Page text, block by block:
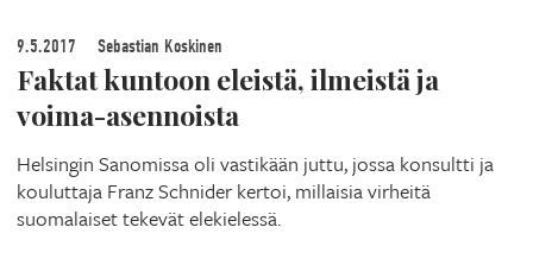
9.5.2017 Sebastian Koskinen
Faktat kuntoon eleistä, ilmeistä ja
voima-asennoista
Helsingin Sanomissa oli vastikään juttu, jossa konsultti ja
kouluttaja Franz Schnider kertoi, millaisia virheitä
suomalaiset tekevät elekielessä.